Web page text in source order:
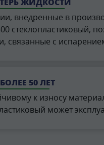
внедренные в
стеклопластиковый,
связанные с
50 ЛЕТ
к износу
может